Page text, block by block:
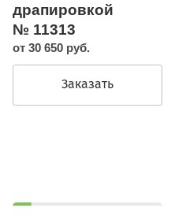
драпировкой
№ 11313
от 30 650 руб.
Заказать